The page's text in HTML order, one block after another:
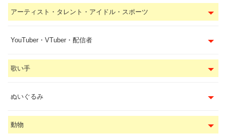
アーティスト・タレント・アイドル・スポーツ
YouTuber・VTuber・配信者
歌い手
ぬいぐるみ
動物